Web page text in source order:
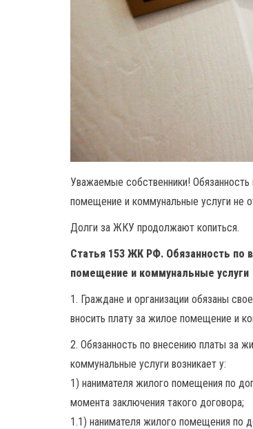
Уважаемые собственники!
помещение и коммунальные услуги не
Долги за ЖКУ продолжают копиться.
Статья 153 ЖК РФ. Обязанность по
помещение и коммунальные услуги
1. Граждане и организации обязаны
вносить плату за жилое помещение и
2. Обязанность по внесению платы за
коммунальные услуги возникает у:
1) нанимателя жилого помещения по
момента заключения такого договора;
1.1) нанимателя жилого помещения по